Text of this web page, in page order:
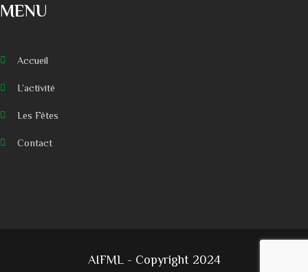
MENU
Accueil
L’activité
Les Fêtes
Contact
AIFML - Copyright 2024